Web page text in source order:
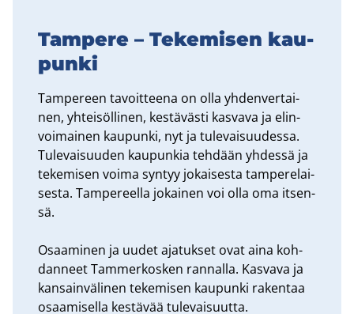
Tam­pe­re – Te­ke­mi­sen kau­
pun­ki
Tam­pe­reen ta­voit­tee­na on olla yh­den­ver­tai­
nen, yh­tei­söl­li­nen, kes­tä­väs­ti kas­va­va ja elin­
voi­mai­nen kau­pun­ki, nyt ja tu­le­vai­suu­des­sa.
Tu­le­vai­suu­den kau­pun­kia teh­dään yh­des­sä ja
te­ke­mi­sen voima syn­tyy jo­kai­ses­ta tam­pe­re­lai­
ses­ta. Tam­pe­reel­la jo­kai­nen voi olla oma it­sen­
sä.
Osaa­mi­nen ja uudet aja­tuk­set ovat aina koh­
dan­neet Tam­mer­kos­ken ran­nal­la. Kas­va­va ja
kan­sain­vä­li­nen te­ke­mi­sen kau­pun­ki ra­ken­taa
osaa­mi­sel­la kes­tä­vää tu­le­vai­suut­ta.